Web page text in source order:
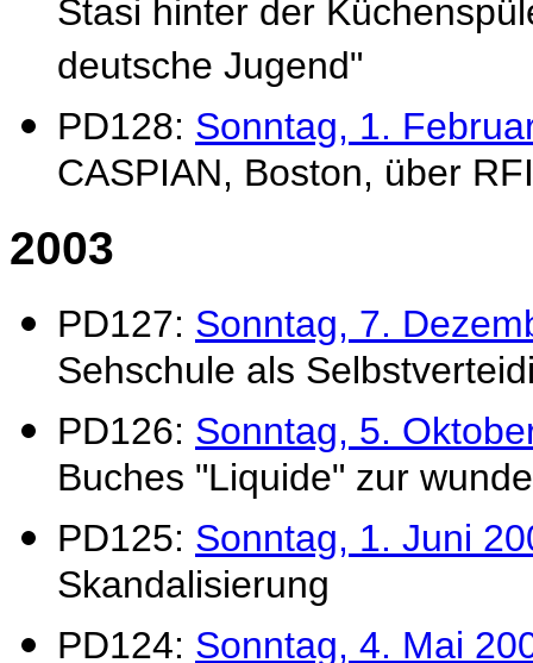
Stasi hinter der
deutsche Jugend"
PD128: Sonntag, 1.
CASPIAN, Boston, über
2003
PD127: Sonntag, 7.
Sehschule als
PD126: Sonntag, 5.
Buches "Liquide" zur
PD125: Sonntag, 1. Juni
Skandalisierung
PD124: Sonntag, 4. Mai